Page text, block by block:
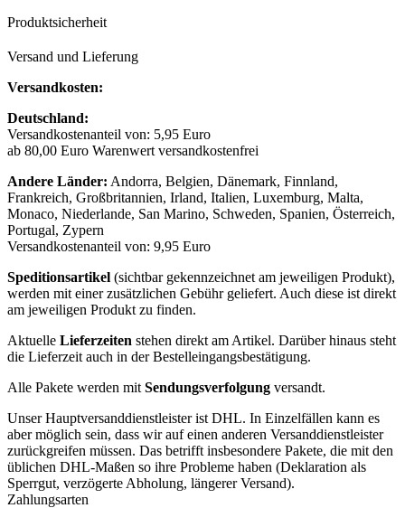
Produktsicherheit
Versand und Lieferung
Versandkosten:
Deutschland:
Versandkostenanteil von: 5,95 Euro
ab 80,00 Euro Warenwert versandkostenfrei
Andere Länder: Andorra, Belgien, Dänemark, Finnland,
Frankreich, Großbritannien, Irland, Italien, Luxemburg, Malta,
Monaco, Niederlande, San Marino, Schweden, Spanien, Österreich,
Portugal, Zypern
Versandkostenanteil von: 9,95 Euro
Speditionsartikel (sichtbar gekennzeichnet am jeweiligen Produkt),
werden mit einer zusätzlichen Gebühr geliefert. Auch diese ist direkt
am jeweiligen Produkt zu finden.
Aktuelle Lieferzeiten stehen direkt am Artikel. Darüber hinaus steht
die Lieferzeit auch in der Bestelleingangsbestätigung.
Alle Pakete werden mit Sendungsverfolgung versandt.
Unser Hauptversanddienstleister ist DHL. In Einzelfällen kann es
aber möglich sein, dass wir auf einen anderen Versanddienstleister
zurückgreifen müssen. Das betrifft insbesondere Pakete, die mit den
üblichen DHL-Maßen so ihre Probleme haben (Deklaration als
Sperrgut, verzögerte Abholung, längerer Versand).
Zahlungsarten